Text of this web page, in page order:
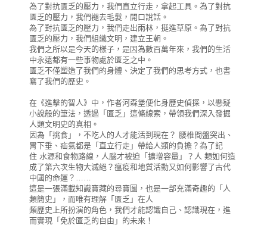
為了對抗匱乏的壓力，我們直立行走，拿起工具。為了對抗
匱乏的壓力，我們褪去毛髮，開口說話。
為了對抗匱乏的壓力，我們走出雨林，挺進草原。為了對抗
匱乏的壓力，我們組織文明，建立王朝。
我們之所以是今天的樣子，是因為數百萬年來，我們的生活
中永遠都有一些事物處於匱乏之中。
匱乏不僅塑造了我們的身體、決定了我們的思考方式，也書
寫了我們的歷史。
在《進擊的智人》中，作者河森堡便化身歷史偵探，以懸疑
小說般的筆法，透過「匱乏」這條線索，帶領我們深入發掘
人類文明史的真相。
因為「挑食」，不吃人的人才能活到現在？ 腰椎間盤突出、
胃下垂、疝氣都是「直立行走」帶給人類的負擔？為了記
住 水源和食物路線，人腦才被迫「擴增容量」？人 類如何造
成了第六次生物大滅絕？瘟疫和地質活動又如何影響了古代
中國的命運？……
這是一張滿載知識寶藏的尋寶圖，也是一部充滿奇趣的「人
類簡史」，而唯有理解「匱乏」在人
類歷史上所扮演的角色，我們才能認識自己、認識現在，進
而實現「免於匱乏的自由」的未來！